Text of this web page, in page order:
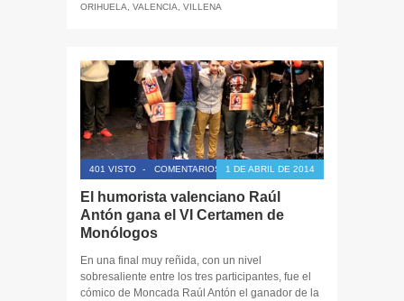
ORIHUELA
VALENCIA VILLENA
401 VISTO - COMENTARIOS CERRADOS
1 DE ABRIL DE 2014
El humorista valenciano Raúl
Antón gana el VI Certamen de
Monólogos
En una final muy reñida, con un nivel
sobresaliente entre los tres participantes, fue el
cómico de Moncada Raúl Antón el ganador de la